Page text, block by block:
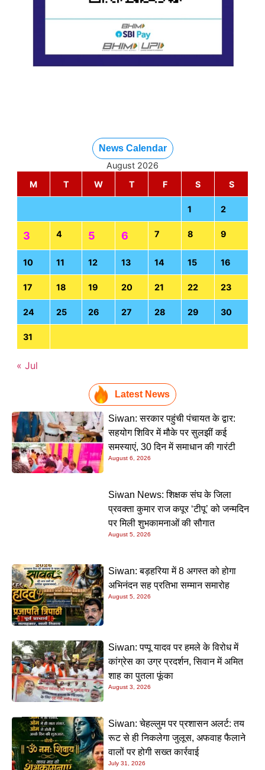
News Calendar
August 2026
M
T W T F S S
1 2
3 4 5 6 7 8 9
10 11 12 13 14 15 16
17 18 19 20 21 22 23
24 25 26 27 28 29 30
31
« Jul
Latest News
Siwan: सरकार पहुंची पंचायत के द्वार:
सहयोग शिविर में मौके पर सुलझीं कई
समस्याएं, 30 दिन में समाधान की गारंटी
August 6, 2026
Siwan News: शिक्षक संघ के जिला
प्रवक्ता कुमार राज कपूर ‘टीपू’ को जन्मदिन
पर मिली शुभकामनाओं की सौगात
August 5, 2026
Siwan: बड़हरिया में 8 अगस्त को होगा
अभिनंदन सह प्रतिभा सम्मान समारोह
August 5, 2026
Siwan: पप्पू यादव पर हमले के विरोध में
कांग्रेस का उग्र प्रदर्शन, सिवान में अमित
शाह का पुतला फूंका
August 3, 2026
Siwan: चेहल्लुम पर प्रशासन अलर्ट: तय
रूट से ही निकलेगा जुलूस, अफवाह फैलाने
वालों पर होगी सख्त कार्रवाई
July 31, 2026